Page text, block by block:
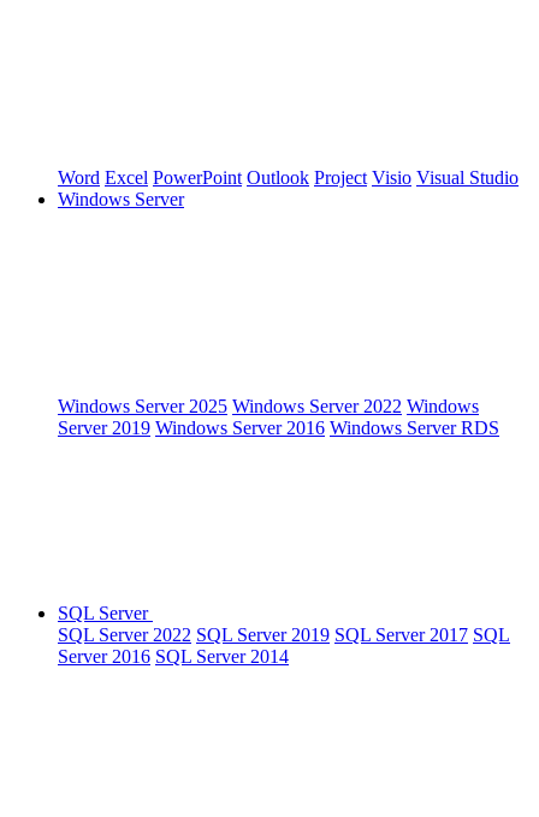
Word Excel PowerPoint Outlook Project Visio Visual Studio
Windows Server
Windows Server 2025 Windows Server 2022 Windows
Server 2019 Windows Server 2016 Windows Server RDS
SQL Server
SQL Server 2022 SQL Server 2019 SQL Server 2017 SQL
Server 2016 SQL Server 2014